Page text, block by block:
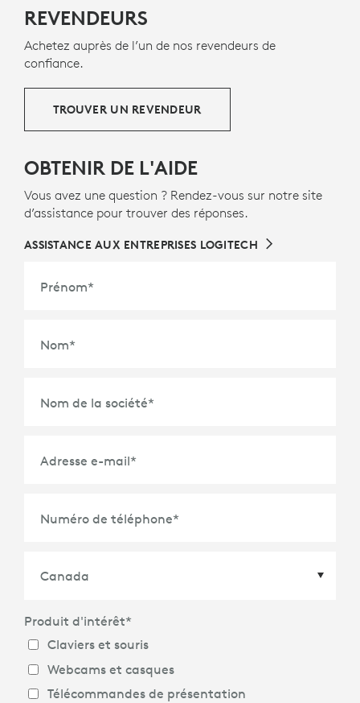
REVENDEURS
Achetez auprès de l’un de nos revendeurs de
confiance.
TROUVER UN REVENDEUR
OBTENIR DE L'AIDE
Vous avez une question ? Rendez-vous sur notre site
d’assistance pour trouver des réponses.
ASSISTANCE AUX ENTREPRISES LOGITECH
Prénom*
Nom*
Nom de la société*
Adresse e-mail*
Numéro de téléphone*
Pays*
Produit d'intérêt*
Claviers et souris
Webcams et casques
Télécommandes de présentation